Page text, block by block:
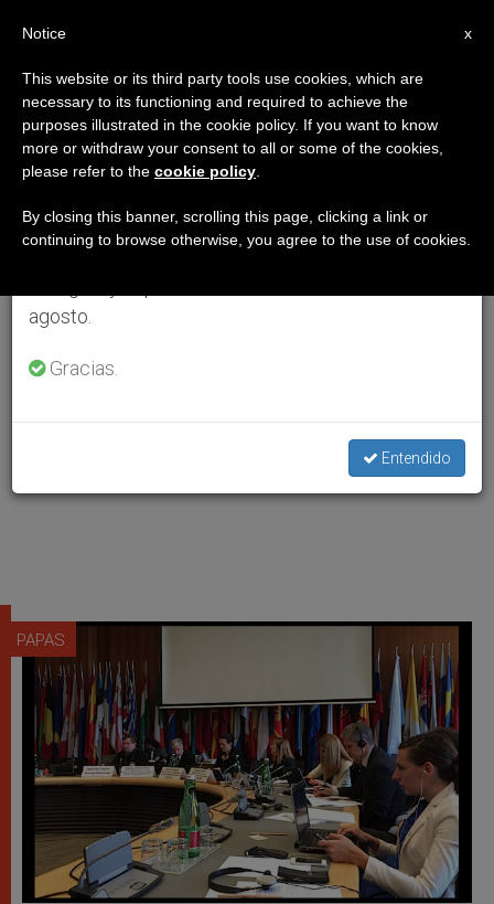
PAPAS
×
Aviso importante
Del 27 de julio al 7 de agosto haremos la pausa
anual, aprovechando que en el periodo de verano
se generan menos informaciones y también el
agosto.
Gracias.
Entendido
x
Notice
This website or its third party tools use cookies, which are
necessary to its functioning and required to achieve the
purposes illustrated in the cookie policy. If you want to know
more or withdraw your consent to all or some of the cookies,
please refer to the cookie policy
By closing this banner, scrolling this page, clicking a link or
continuing to browse otherwise, you agree to the use of cookies.